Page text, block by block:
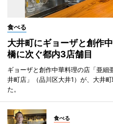
食べる
大井町にギョーザと創作
橋に次ぐ都内3店舗目
ギョーザと創作中華料理の店「亜細
井町店」（品川区大井1）が、大井
た。
食べる